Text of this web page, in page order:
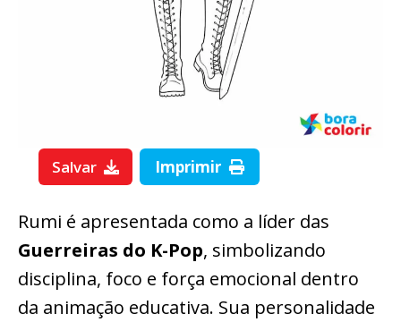
Salvar Imprimir
Rumi é apresentada como a líder das
Guerreiras do K-Pop, simbolizando
disciplina, foco e força emocional dentro
da animação educativa. Sua personalidade